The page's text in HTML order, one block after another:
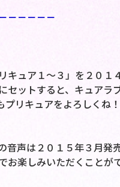
－－－－－
ュア１～３」を２０１
ットすると、キュアラ
リキュアをよろしくね
音声は２０１５年３月
楽しみいただくことがで